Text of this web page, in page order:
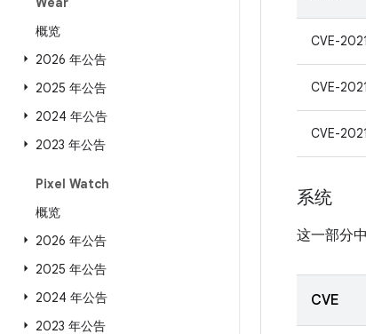
概览
2026 年公告
2025 年公告
2024 年公告
2023 年公告
Pixel Watch
概览
2026 年公告
2025 年公告
2024 年公告
2023 年公告
CVE-
CVE-
CVE-
系统
这一部分
CVE